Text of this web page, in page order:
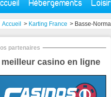
Hébergements
Accueil > Karting France > Basse-
partenaires
meilleur casino en ligne